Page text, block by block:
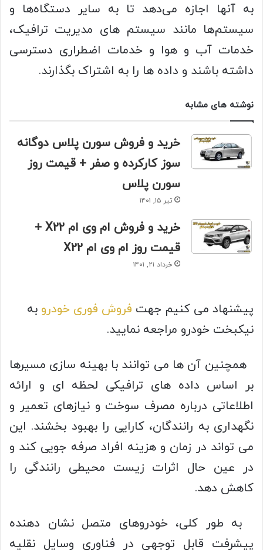
به آنها اجازه می‌دهد تا به سایر دستگاه‌ها و
سیستم‌ها مانند سیستم‌ های مدیریت ترافیک،
خدمات آب‌ و هوا و خدمات اضطراری دسترسی
داشته باشند و داده‌ ها را به اشتراک بگذارند.
نوشته های مشابه
خرید و فروش سورن پلاس دوگانه
سوز کارکرده و صفر + قیمت روز
سورن پلاس
تیر ۱۵, ۱۴۰۱
خرید و فروش ام وی ام X22 +
قیمت روز ام وی ام X22
خرداد ۲۱, ۱۴۰۱
پیشنهاد می کنیم جهت فروش فوری خودرو به
نیکبخت خودرو مراجعه نمایید.
همچنین آن‌ ها می‌ توانند با بهینه‌ سازی مسیرها
بر اساس داده‌ های ترافیکی لحظه‌ ای و ارائه
اطلاعاتی درباره مصرف سوخت و نیازهای تعمیر و
نگهداری به رانندگان، کارایی را بهبود بخشند. این
می‌ تواند در زمان و هزینه افراد صرفه‌ جویی کند و
در عین‌ حال اثرات زیست‌ محیطی رانندگی را
کاهش دهد.
به‌ طور کلی، خودروهای متصل نشان‌ دهنده
پیشرفت قابل‌ توجهی در فناوری وسایل نقلیه